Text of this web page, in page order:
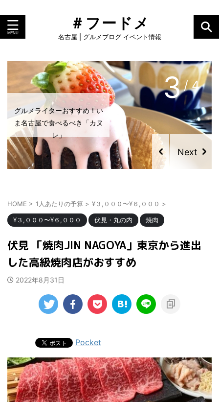
＃フードメ
名古屋 | グルメブログ イベント情報
グルメライターおすすめ！い
ま名古屋で食べるべき「カヌ
レ」
3/ 4
HOME > 1人あたりの予算 > ¥３,０００〜¥６,０００ >
¥３,０００〜¥６,０００ 伏見・丸の内 焼肉
伏見 「焼肉JIN NAGOYA」東京から進出
した高級焼肉店がおすすめ
2022年8月31日
Pocket